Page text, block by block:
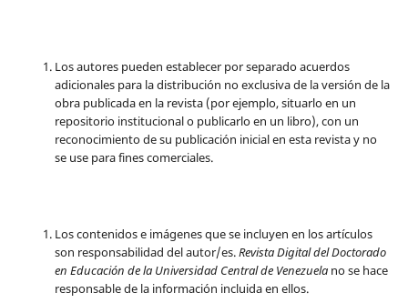
Los autores pueden establecer por separado acuerdos
adicionales para la distribución no exclusiva de la versión de la
obra publicada en la revista (por ejemplo, situarlo en un
repositorio institucional o publicarlo en un libro), con un
reconocimiento de su publicación inicial en esta revista y no
se use para fines comerciales.
Los contenidos e imágenes que se incluyen en los artículos
son responsabilidad del autor/es.Revista Digital del Doctorado
en Educación de la Universidad Central de Venezuelano se hace
responsable de la información incluida en ellos.